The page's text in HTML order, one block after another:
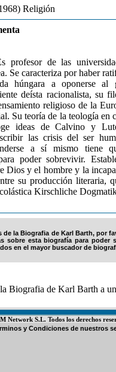
Religión
profesor de las
Se caracteriza por haber
húngara a oponerse al
deísta racionalista, su
religioso de la
Su teoría de la teología en
ideas de Calvino y
las crisis del ser
a sí mismo tiene
poder sobrevivir.
Dios y el hombre y la
su producción literaria,
Kirschliche
de la Biografia de Karl Barth, por
sobre esta biografía para poder
en el mayor buscador de
Biografia de Karl Barth a
Network S.L. Todos los derechos
y Condiciones de nuestros